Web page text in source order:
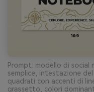
Prompt: modello di
semplice, intestazione
quadrati con accenti di
grassetto, colori